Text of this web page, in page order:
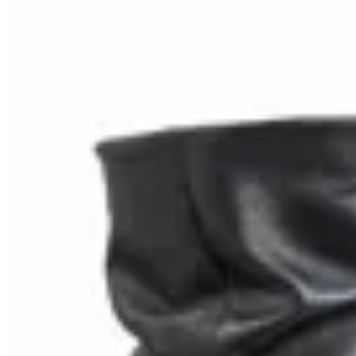
Botas Dean Cuero